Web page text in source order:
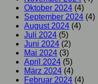
Oktober 2024 (4)
September 2024 (4)
August 2024 (4)
Juli 2024 (5)
Juni 2024 (2)
Mai 2024 (3)
April 2024 (5)
März 2024 (4)
Februar 2024 (4)